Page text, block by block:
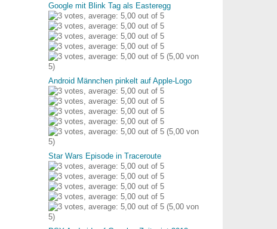
Google mit Blink Tag als Easteregg
(5,00 von
5)
Android Männchen pinkelt auf Apple-Logo
(5,00 von
5)
Star Wars Episode in Traceroute
(5,00 von
5)